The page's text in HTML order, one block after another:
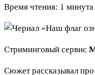
Время чтения: 1 минута
Стриминговый сервис
Сюжет рассказывал